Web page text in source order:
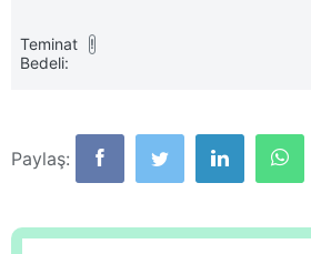
Teminat
Bedeli:
!
Paylaş: